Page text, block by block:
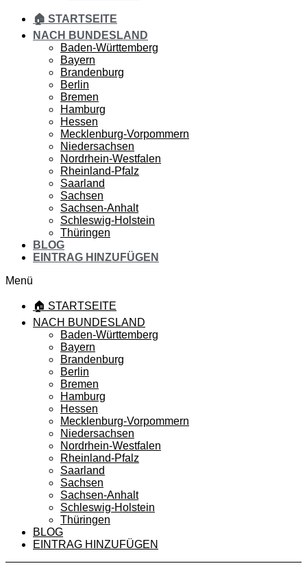
🏠 STARTSEITE
NACH BUNDESLAND
Baden-Württemberg
Bayern
Brandenburg
Berlin
Bremen
Hamburg
Hessen
Mecklenburg-Vorpommern
Niedersachsen
Nordrhein-Westfalen
Rheinland-Pfalz
Saarland
Sachsen
Sachsen-Anhalt
Schleswig-Holstein
Thüringen
BLOG
EINTRAG HINZUFÜGEN
Menü
🏠 STARTSEITE
NACH BUNDESLAND
Baden-Württemberg
Bayern
Brandenburg
Berlin
Bremen
Hamburg
Hessen
Mecklenburg-Vorpommern
Niedersachsen
Nordrhein-Westfalen
Rheinland-Pfalz
Saarland
Sachsen
Sachsen-Anhalt
Schleswig-Holstein
Thüringen
BLOG
EINTRAG HINZUFÜGEN